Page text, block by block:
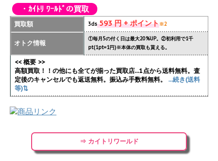
・ｶｲﾄﾘ ﾜｰﾙﾄﾞの買取
買取額 3ds593 円 + ポイント※2
オトク情報
①毎月5の付く日は最大20%UP。②初利用で1千
pt(1pt=1円)※本体の買取も貰える。
<< 概要 >>
高額買取！！の他にも全てが揃った買取店...1点から送料無料。査
定後のキャンセルでも返送無料。振込み手数料無料。
...続き(送料
等)⇅
⇒ カイトリワールド